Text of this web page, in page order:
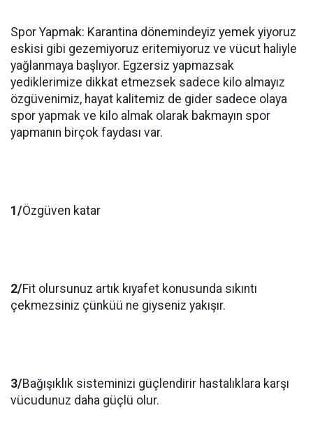
Spor Yapmak: Karantina dönemindeyiz yemek yiyoruz
eskisi gibi gezemiyoruz eritemiyoruz ve vücut haliyle
yağlanmaya başlıyor. Egzersiz yapmazsak
yediklerimize dikkat etmezsek sadece kilo almayız
özgüvenimiz, hayat kalitemiz de gider sadece olaya
spor yapmak ve kilo almak olarak bakmayın spor
yapmanın birçok faydası var.
1/Özgüven katar
2/Fit olursunuz artık kıyafet konusunda sıkıntı
çekmezsiniz çünküü ne giyseniz yakışır.
3/Bağışıklık sisteminizi güçlendirir hastalıklara karşı
vücudunuz daha güçlü olur.